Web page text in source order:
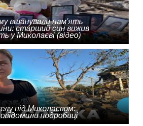
вшанували пам'ять
старший син вижив
у Миколаєві (відео)
під Миколаєвом:
подробиці